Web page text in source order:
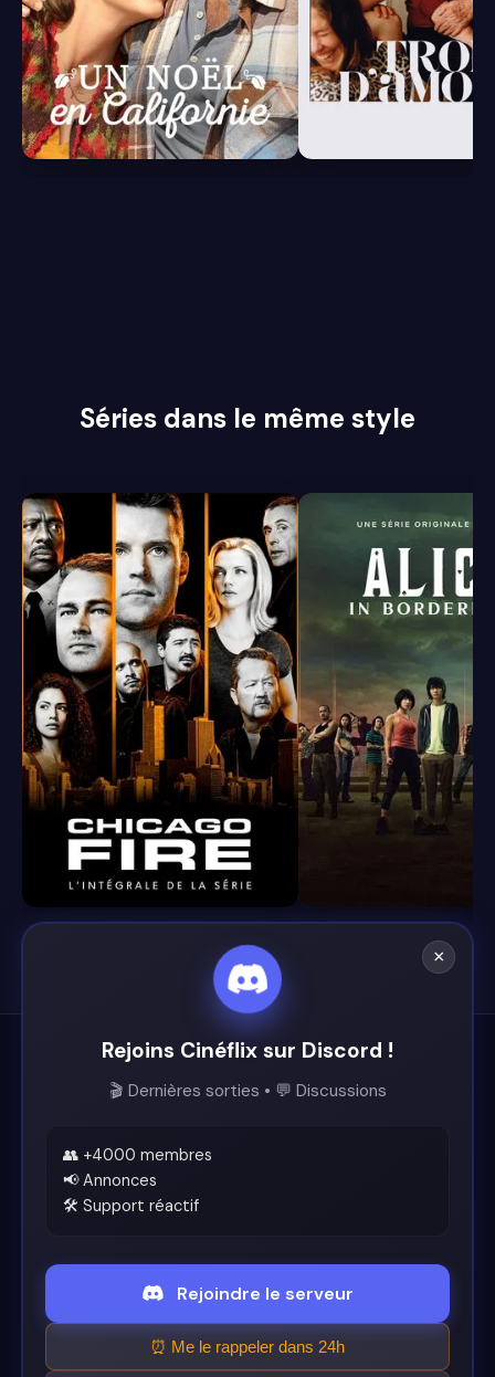
6.4
Séries dans le même style
8.4
Cinéflix
Support
Conditions d'utilisation
×
Rejoins Cinéflix sur Discord !
🎬 Dernières sorties • 💬 Discussions
👥 +4000 membres
📢 Annonces
🛠️ Support réactif
Rejoindre le serveur
⏰ Me le rappeler dans 24h